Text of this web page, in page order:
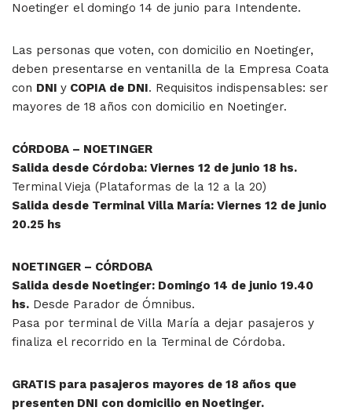
Noetinger el domingo 14 de junio para Intendente.
Las personas que voten, con domicilio en Noetinger,
deben presentarse en ventanilla de la Empresa Coata
con DNI y COPIA de DNI. Requisitos indispensables: ser
mayores de 18 años con domicilio en Noetinger.
CÓRDOBA – NOETINGER
Salida desde Córdoba: Viernes 12 de junio 18 hs.
Terminal Vieja (Plataformas de la 12 a la 20)
Salida desde Terminal Villa María: Viernes 12 de junio
20.25 hs
NOETINGER – CÓRDOBA
Salida desde Noetinger: Domingo 14 de junio 19.40
hs. Desde Parador de Ómnibus.
Pasa por terminal de Villa María a dejar pasajeros y
finaliza el recorrido en la Terminal de Córdoba.
GRATIS para pasajeros mayores de 18 años que
presenten DNI con domicilio en Noetinger.